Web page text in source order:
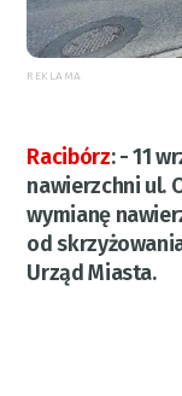
REKLAMA
Racibórz:- 11
nawierzchni ul.
wymianę
od
Urząd Miasta.